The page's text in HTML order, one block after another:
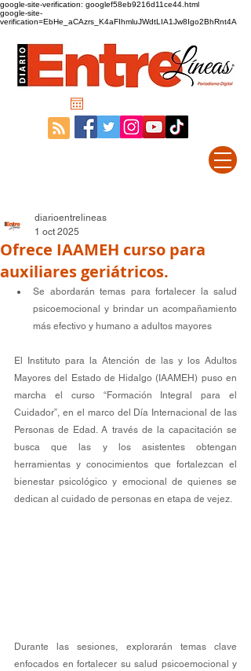
google-site-verification: googlef58eb9216d11ce44.html
google-site-
verification=EbHe_aCAzrs_K4aFIhmluJWdtLIA1Jw8Igo2BhRnt4A
Ofrece IAAMEH curso para
auxiliares geriátricos.
diarioentrelineas
1 oct 2025
Se abordarán temas para fortalecer la salud
psicoemocional y brindar un acompañamiento
más efectivo y humano a adultos mayores
El Instituto para la Atención de las y los Adultos
Mayores del Estado de Hidalgo (IAAMEH) puso en
marcha el curso “Formación Integral para el
Cuidador”, en el marco del Día Internacional de las
Personas de Edad. A través de la capacitación se
busca que las y los asistentes obtengan
herramientas y conocimientos que fortalezcan el
bienestar psicológico y emocional de quienes se
dedican al cuidado de personas en etapa de vejez.
Durante las sesiones, explorarán temas clave
enfocados en fortalecer su salud psicoemocional y